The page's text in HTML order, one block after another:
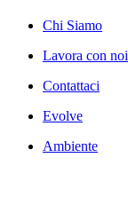
Chi Siamo
Lavora con noi
Contattaci
Evolve
Ambiente